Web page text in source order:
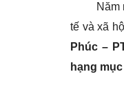
Năm
tế và xã
Phúc –
hạng